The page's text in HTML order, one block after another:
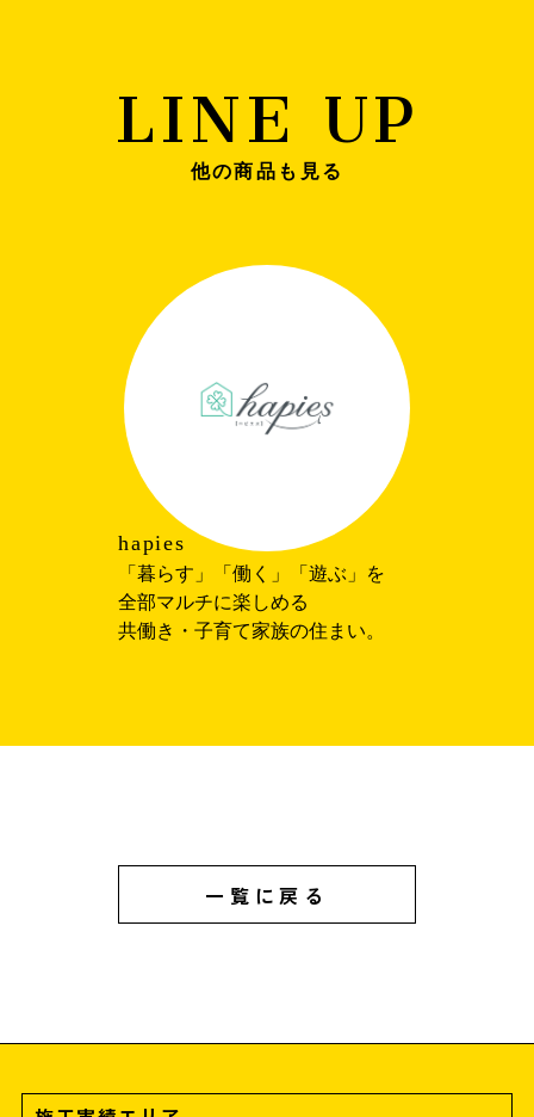
LINE UP
他の商品も見る
inumo
大切なペットと、
ずっと一緒に心地よく暮らせる住
まい。
一覧に戻る